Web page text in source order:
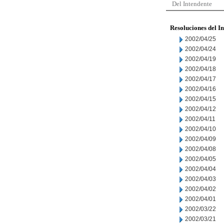
Del Intendente
Resoluciones del
2002/04/25
2002/04/24
2002/04/19
2002/04/18
2002/04/17
2002/04/16
2002/04/15
2002/04/12
2002/04/11
2002/04/10
2002/04/09
2002/04/08
2002/04/05
2002/04/04
2002/04/03
2002/04/02
2002/04/01
2002/03/22
2002/03/21